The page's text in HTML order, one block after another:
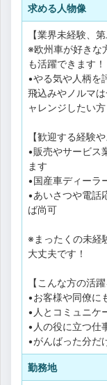
求める人物像
【業界未経験、
※欧州車が好きな
も活躍できます！
•やる気や人柄を
飛込みやノルマ
ャレンジしたい
【歓迎する経験や
•販売やサービス
ます
•国産車ディーラ
•あいさつや電話
ば尚可
※まったくの未経
大丈夫です！
【こんな方の活躍
•お客様や同僚に
•人とコミュニケ
•人の役に立つ仕
•がんばった分だ
勤務地